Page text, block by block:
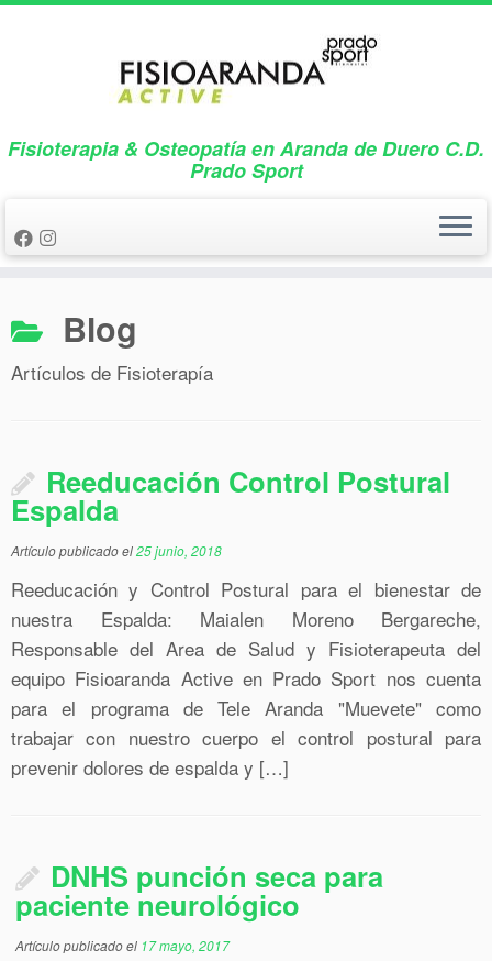
Saltar
Fisioterapia & Osteopatía en Aranda de Duero C.D.
Prado Sport
Blog
Artículos de Fisioterapía
Reeducación Control Postural
Espalda
Artículo publicado el25 junio, 2018
Reeducación y Control Postural para el bienestar de
nuestra Espalda: Maialen Moreno Bergareche,
Responsable del Area de Salud y Fisioterapeuta del
equipo Fisioaranda Active en Prado Sport nos cuenta
para el programa de Tele Aranda "Muevete" como
trabajar con nuestro cuerpo el control postural para
prevenir dolores de espalda y […]
DNHS punción seca para
paciente neurológico
Artículo publicado el 17 mayo, 2017